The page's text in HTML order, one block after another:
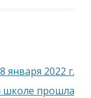
января 2022 г.
школе прошла